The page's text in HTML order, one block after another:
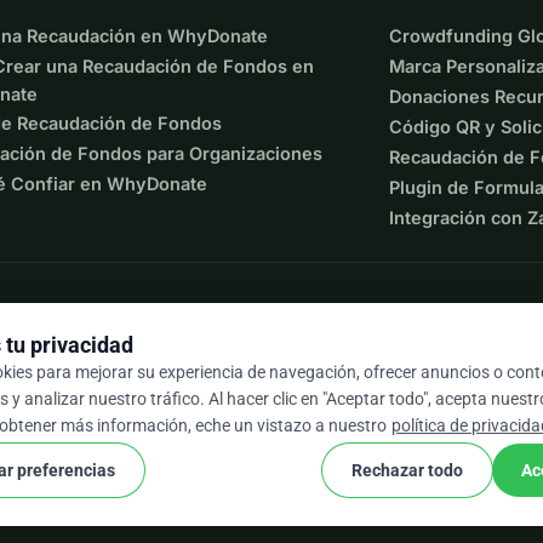
aprendizaje y vida de un niño.
7,610 en donaciones.
positivo.
Recaudación en WhyDonate
una Recaudación de Fondos en
Recaudación de Fondos
de Fondos para Organizaciones
Confiar en WhyDonate
Crowdfunding
Marca
Donaciones
Código QR y
Recaudación de
Plugin de
Integración con
/ 5 según más de 500 reseñas
y condicionescookie Configuración de Cookies
privacidad
para mejorar su experiencia de navegación, ofrecer anuncios o
y analizar nuestro tráfico. Al hacer clic en "Aceptar todo", acepta
más información, eche un vistazo a nuestro política de
preferencias Rechazar todo